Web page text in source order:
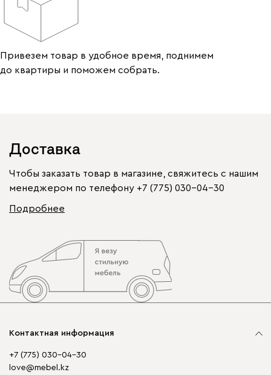
Привезем товар в удобное время, поднимем
до квартиры и поможем собрать.
Доставка
Чтобы заказать товар в магазине, свяжитесь с нашим
менеджером по телефону +7 (775) 030-04-30
Подробнее
Контактная информация
+7 (775) 030-04-30
love@mebel.kz